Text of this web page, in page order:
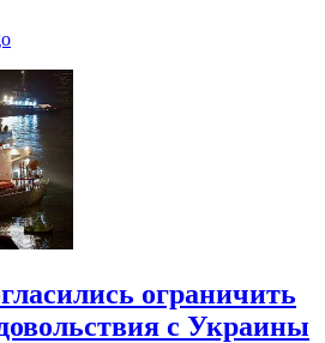
ограничить
с Украины